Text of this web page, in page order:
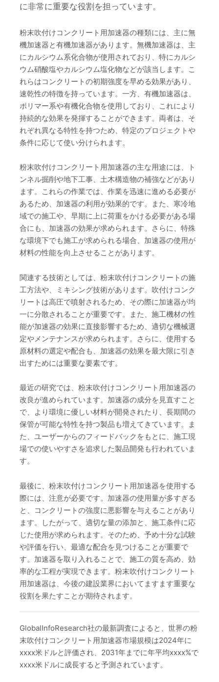
に非常に重要な役割を担っています。
粉末吹付けコンクリート用加速器の種類には、主に無
機加速器と有機加速器があります。無機加速器は、主
にカルシウム系化合物が使用されており、特にカルシ
ウム硝酸塩やカルシウム塩化物などが該当します。こ
れらはコンクリートの初期強度を早める効果があり、
速乾性の特徴を持っています。一方、有機加速器は、
ポリマー系や有機化合物を使用しており、これにより
持続的な効果を発揮することができます。両者は、そ
れぞれ異なる特性を持つため、特定のプロジェクトや
条件に応じて使い分けられます。
粉末吹付けコンクリート用加速器の主な用途には、ト
ンネル掘削や地下工事、土木構造物の補強などがあり
ます。これらの作業では、作業を迅速に進める必要が
あるため、加速器の利用が効果的です。また、寒冷地
域での施工や、早期に上に荷重をかける必要がある場
合にも、加速器の効果が求められます。さらに、特殊
な環境下でも施工が求められる場合、加速器の使用が
材料の性能を向上させることがあります。
関連する技術としては、粉末吹付けコンクリートの施
工方法や、ミキシング技術があります。吹付けコンク
リートは高圧で噴射されるため、その際に加速器が均
一に分散されることが重要です。また、施工機材の性
能が加速器の効果に直接影響するため、適切な機械選
定やメンテナンスが求められます。さらに、使用する
原材料の選定や配合も、加速器の効果を最大限に引き
出すためには重要な要素です。
最近の研究では、粉末吹付けコンクリート用加速器の
改良が進められています。加速器の成分を見直すこと
で、より環境に優しい材料が開発されたり、長期間の
保管が可能な特性を持つ製品も増えてきています。ま
た、ユーザーからのフィードバックをもとに、施工現
場での使いやすさを追求した製品開発も行われていま
す。
最後に、粉末吹付けコンクリート用加速器を使用する
際には、注意が必要です。加速器の使用量が多すぎる
と、コンクリートの強度に悪影響を与えることがあり
ます。したがって、適切な量の添加と、施工条件に応
じた使用が求められます。そのため、予め十分な試験
や評価を行い、最適な配合を見つけることが重要で
す。加速器を取り入れることで、施工の質を高め、効
率的な工程が実現できます。粉末吹付けコンクリート
用加速器は、今後の建設業界においてますます重要な
役割を果たすことが期待されます。
GlobalInfoResearch社の最新調査によると、世界の粉
末吹付けコンクリート用加速器市場規模は2024年に
xxxx米ドルと評価され、2031年までに年平均xxxx%で
xxxx米ドルに成長すると予測されています。